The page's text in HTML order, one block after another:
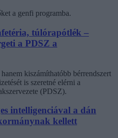
a genfi programba.
túlórapótlék –
a PDSZ a
kiszámíthatóbb bérrendszert
is szeretné elérni a
(PDSZ).
intelligenciával a dán
kellett